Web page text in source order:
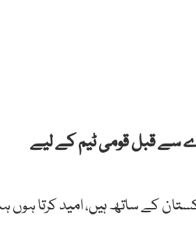
سے قبل قومی ٹیم کے لیے
کے ساتھ ہیں، امید کرتا ہوں